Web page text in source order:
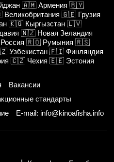
🇦🇲 Армения 🇧🇾
Великобритания 🇬🇪 Грузия
🇰🇬 Кыргызстан 🇱🇻
🇳🇿 Новая Зеландия
Россия 🇷🇴 Румыния 🇷🇸
Узбекистан 🇫🇮 Финляндия
🇨🇿 Чехия 🇪🇪 Эстония
Вакансии
стандарты
E-mail: info@kinoafisha.info